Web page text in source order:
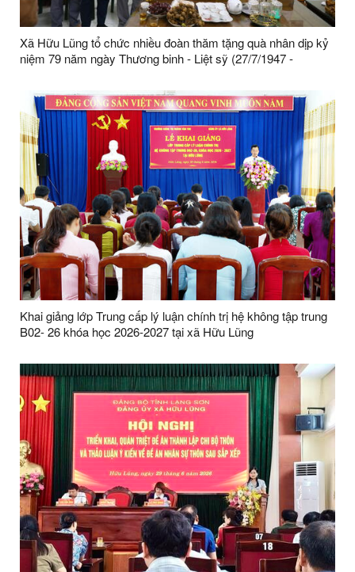
Xã Hữu Lũng tổ chức nhiều đoàn thăm tặng quà nhân dịp kỷ
niệm 79 năm ngày Thương binh - Liệt sỹ (27/7/1947 -
Khai giảng lớp Trung cấp lý luận chính trị hệ không tập trung
B02- 26 khóa học 2026-2027 tại xã Hữu Lũng